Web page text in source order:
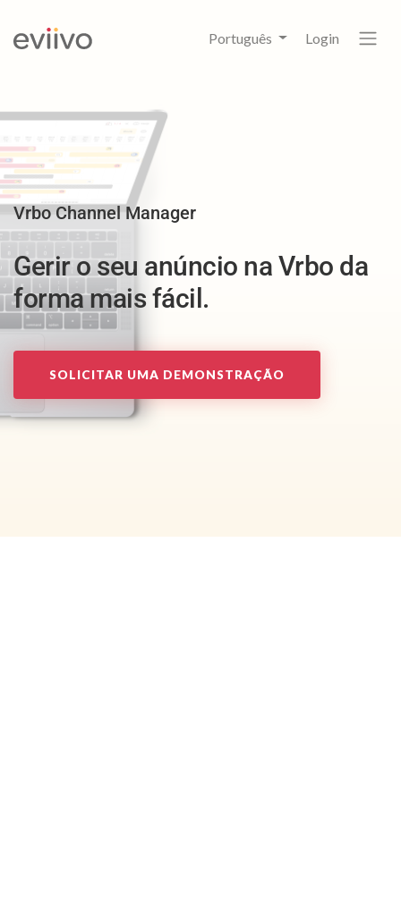
Português Login
Vrbo Channel Manager
Gerir o seu anúncio na Vrbo da
forma mais fácil.
SOLICITAR UMA DEMONSTRAÇÃO